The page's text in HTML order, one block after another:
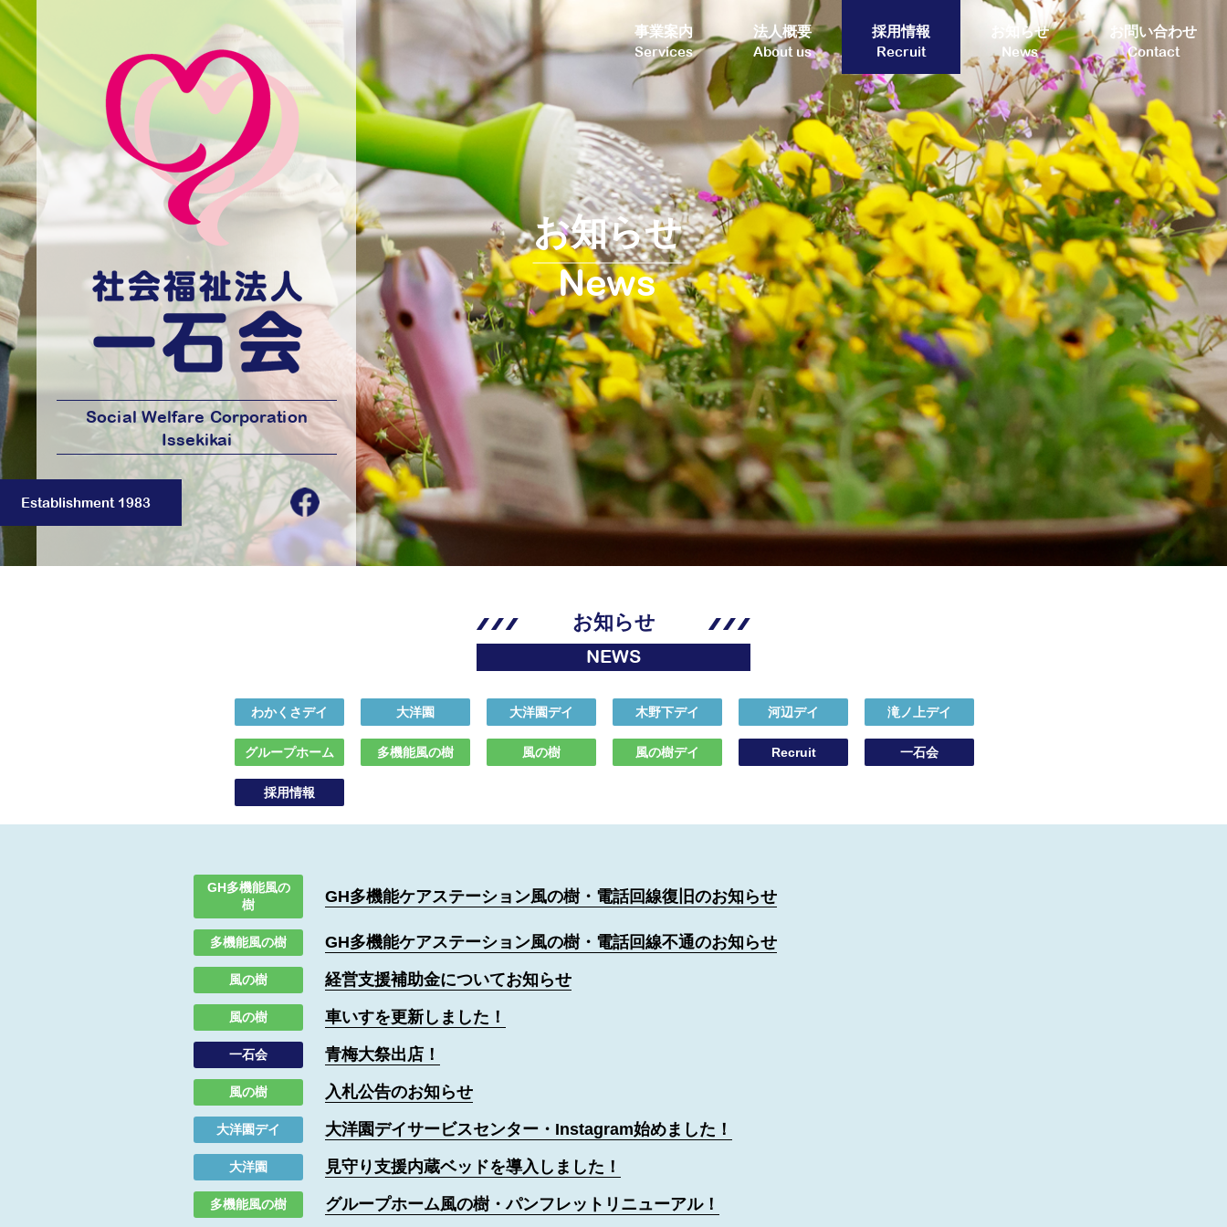
事業案内
Services
法人概要
About us
採用情報
Recruit
お知らせ
News
お問い合わせ
Contact
お知らせ
News
Social Welfare Corporation
Issekikai
Establishment 1983
お知らせ
NEWS
わかくさデイ 大洋園 大洋園デイ 木野下デイ 河辺デイ 滝ノ上デイ
グループホーム 多機能風の樹 風の樹 風の樹デイ Recruit 一石会
採用情報
GH多機能風の
樹
GH多機能ケアステーション風の樹・電話回線復旧のお知らせ
多機能風の樹 GH多機能ケアステーション風の樹・電話回線不通のお知らせ
風の樹 経営支援補助金についてお知らせ
風の樹 車いすを更新しました！
一石会 青梅大祭出店！
風の樹 入札公告のお知らせ
大洋園デイ 大洋園デイサービスセンター・Instagram始めました！
大洋園 見守り支援内蔵ベッドを導入しました！
多機能風の樹 グループホーム風の樹・パンフレットリニューアル！